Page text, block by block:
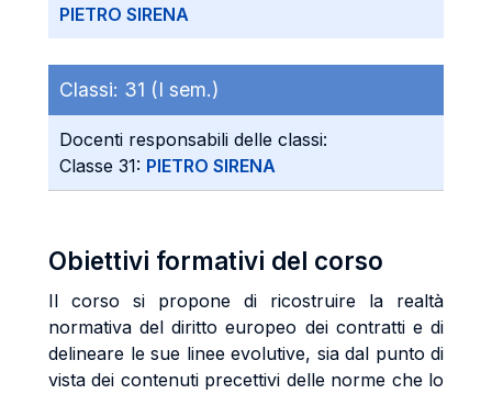
PIETRO SIRENA
Classi: 31 (I sem.)
Docenti responsabili delle classi:
Classe 31: PIETRO SIRENA
Obiettivi formativi del corso
Il corso si propone di ricostruire la realtà
normativa del diritto europeo dei contratti e di
delineare le sue linee evolutive, sia dal punto di
vista dei contenuti precettivi delle norme che lo